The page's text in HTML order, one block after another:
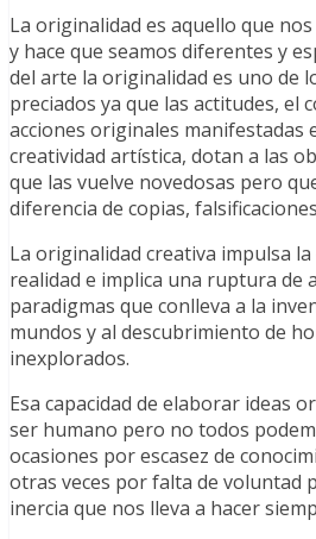
La originalidad es aquello que
y hace que seamos diferentes y
del arte la originalidad es uno de
preciados ya que las actitudes, el
acciones originales manifestadas
creatividad artística, dotan a las
que las vuelve novedosas pero
diferencia de copias,
La originalidad creativa impulsa
realidad e implica una ruptura de
paradigmas que conlleva a la
mundos y al descubrimiento de
inexplorados.
Esa capacidad de elaborar ideas
ser humano pero no todos
ocasiones por escasez de
otras veces por falta de voluntad
inercia que nos lleva a hacer